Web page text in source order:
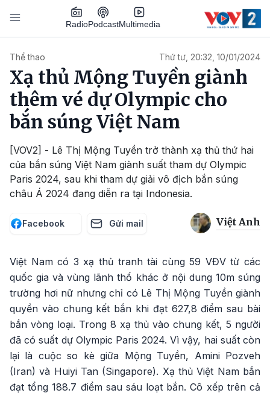
Nhảy đến nội dung
RadioPodcastMultimedia
Thể thao Thứ tư, 20:32, 10/01/2024
Xạ thủ Mộng Tuyền giành
thêm vé dự Olympic cho
bắn súng Việt Nam
[VOV2] - Lê Thị Mộng Tuyền trở thành xạ thủ thứ hai
của bắn súng Việt Nam giành suất tham dự Olympic
Paris 2024, sau khi tham dự giải vô địch bắn súng
châu Á 2024 đang diễn ra tại Indonesia.
Facebook Gửi mail Việt Anh
Việt Nam có 3 xạ thủ tranh tài cùng 59 VĐV từ các
quốc gia và vùng lãnh thổ khác ở nội dung 10m súng
trường hơi nữ nhưng chỉ có Lê Thị Mộng Tuyền giành
quyền vào chung kết bắn khi đạt 627,8 điểm sau bài
bắn vòng loại. Trong 8 xạ thủ vào chung kết, 5 người
đã có suất dự Olympic Paris 2024. Vì vậy, hai suất còn
lại là cuộc so kè giữa Mộng Tuyền, Amini Pozveh
(Iran) và Huiyi Tan (Singapore). Xạ thủ Việt Nam bắn
đạt tổng 188.7 điểm sau sáu loạt bắn. Cô xếp trên cả